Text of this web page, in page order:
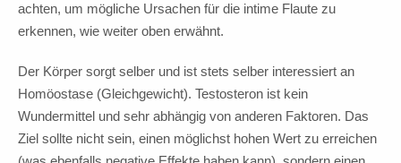
achten, um mögliche Ursachen für die intime Flaute zu
erkennen, wie weiter oben erwähnt.
Der Körper sorgt selber und ist stets selber interessiert an
Homöostase (Gleichgewicht). Testosteron ist kein
Wundermittel und sehr abhängig von anderen Faktoren. Das
Ziel sollte nicht sein, einen möglichst hohen Wert zu erreichen